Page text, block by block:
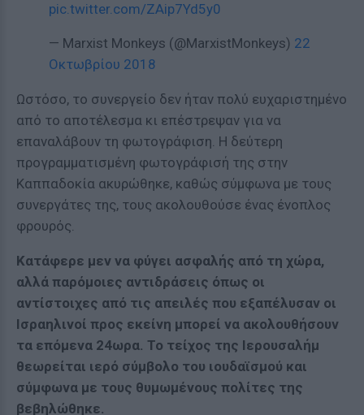
pic.twitter.com/ZAip7Yd5y0
— Marxist Monkeys (@MarxistMonkeys) 22
Οκτωβρίου 2018
Ωστόσο, το συνεργείο δεν ήταν πολύ ευχαριστημένο
από το αποτέλεσμα κι επέστρεψαν για να
επαναλάβουν τη φωτογράφιση. Η δεύτερη
προγραμματισμένη φωτογράφισή της στην
Καππαδοκία ακυρώθηκε, καθώς σύμφωνα με τους
συνεργάτες της, τους ακολουθούσε ένας ένοπλος
φρουρός.
Κατάφερε μεν να φύγει ασφαλής από τη χώρα,
αλλά παρόμοιες αντιδράσεις όπως οι
αντίστοιχες από τις απειλές που εξαπέλυσαν οι
Ισραηλινοί προς εκείνη μπορεί να ακολουθήσουν
τα επόμενα 24ωρα. Το τείχος της Ιερουσαλήμ
θεωρείται ιερό σύμβολο του ιουδαϊσμού και
σύμφωνα με τους θυμωμένους πολίτες της
βεβηλώθηκε.